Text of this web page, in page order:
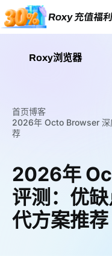
Roxy浏览器
首页博客
2026年 Octo Browser 深
荐
2026年
评测：优
代方案推荐